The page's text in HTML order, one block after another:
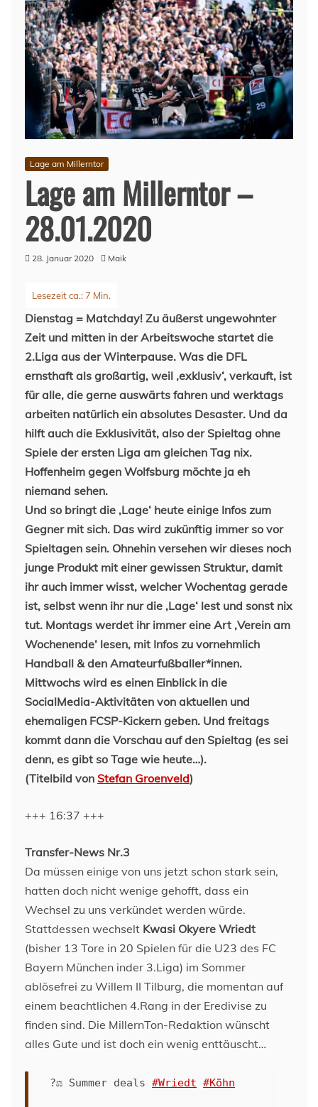
Lage am Millerntor
Lage am Millerntor –
28.01.2020
28. Januar 2020 Maik
Dienstag = Matchday! Zu äußerst ungewohnter
Zeit und mitten in der Arbeitswoche startet die
2.Liga aus der Winterpause. Was die DFL
ernsthaft als großartig, weil ‚exklusiv‘, verkauft, ist
für alle, die gerne auswärts fahren und werktags
arbeiten natürlich ein absolutes Desaster. Und da
hilft auch die Exklusivität, also der Spieltag ohne
Spiele der ersten Liga am gleichen Tag nix.
Hoffenheim gegen Wolfsburg möchte ja eh
niemand sehen.
Und so bringt die ‚Lage‘ heute einige Infos zum
Gegner mit sich. Das wird zukünftig immer so vor
Spieltagen sein. Ohnehin versehen wir dieses noch
junge Produkt mit einer gewissen Struktur, damit
ihr auch immer wisst, welcher Wochentag gerade
ist, selbst wenn ihr nur die ‚Lage‘ lest und sonst nix
tut. Montags werdet ihr immer eine Art ‚Verein am
Wochenende‘ lesen, mit Infos zu vornehmlich
Handball & den Amateurfußballer*innen.
Mittwochs wird es einen Einblick in die
SocialMedia-Aktivitäten von aktuellen und
ehemaligen FCSP-Kickern geben. Und freitags
kommt dann die Vorschau auf den Spieltag (es sei
denn, es gibt so Tage wie heute…).
(Titelbild von Stefan Groenveld)
+++ 16:37 +++
Transfer-News Nr.3
Da müssen einige von uns jetzt schon stark sein,
hatten doch nicht wenige gehofft, dass ein
Wechsel zu uns verkündet werden würde.
Stattdessen wechselt Kwasi Okyere Wriedt
(bisher 13 Tore in 20 Spielen für die U23 des FC
Bayern München inder 3.Liga) im Sommer
ablösefrei zu Willem II Tilburg, die momentan auf
einem beachtlichen 4.Rang in der Eredivise zu
finden sind. Die MillernTon-Redaktion wünscht
alles Gute und ist doch ein wenig enttäuscht…
?‍⚖️ Summer deals #Wriedt #Köhn